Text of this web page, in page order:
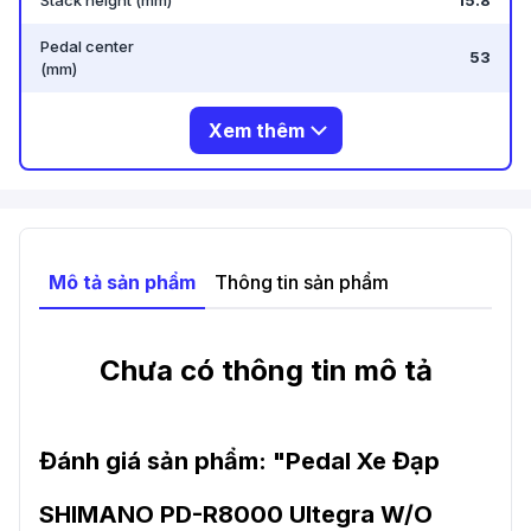
Pedal center
(mm)
53
Xem thêm
Mô tả sản phẩm Thông tin sản phẩm
Chưa có thông tin mô tả
Đánh giá sản phẩm: "Pedal Xe Đạp
SHIMANO PD-R8000 Ultegra W/O